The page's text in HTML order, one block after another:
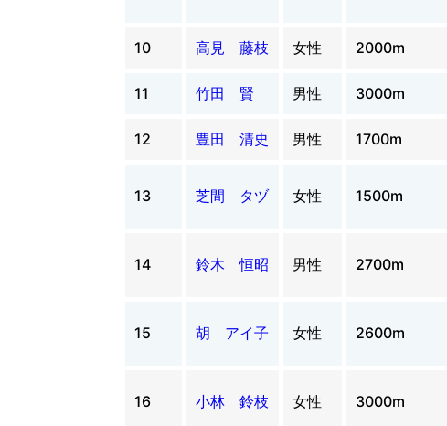
10 高見 藤枝 女性 2000m
11 竹田 賢 男性 3000m
12 豊田 清史 男性 1700m
13 芝間 タヅ 女性 1500m
14 鈴木 恒昭 男性 2700m
15 胡 アイ子 女性 2600m
16 小林 鈴枝 女性 3000m